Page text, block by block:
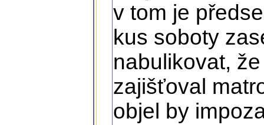
v tom je
kus soboty
nabulikovat,
zajišťoval
objel by